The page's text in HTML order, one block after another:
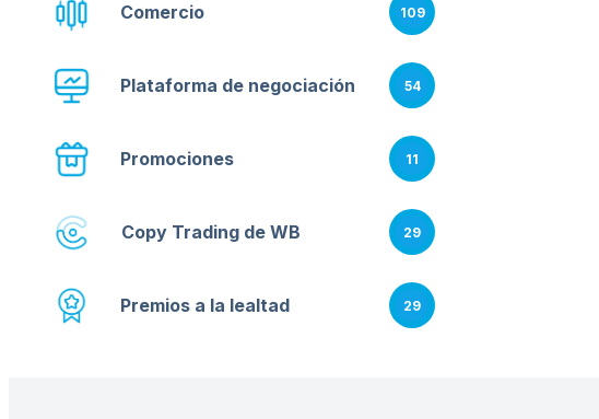
Comercio 109
Plataforma de negociación 54
Promociones 11
Copy Trading de WB 29
Premios a la lealtad 29